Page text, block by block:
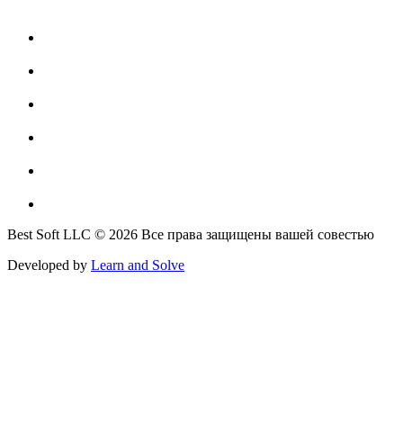
Best Soft LLC © 2026 Все права защищены вашей совестью
Developed by Learn and Solve